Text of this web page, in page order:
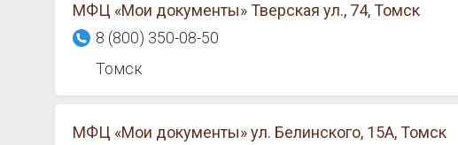
МФЦ «Мои документы» Тверская ул., 74, Томск
8 (800) 350-08-50
Томск
МФЦ «Мои документы» ул. Белинского, 15А, Томск